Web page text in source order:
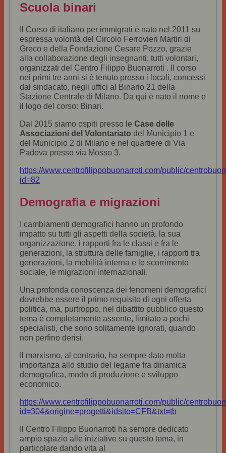
Scuola binari
Il Corso di italiano per immigrati è nato nel 2011 su
espressa volontà del Circolo Ferrovieri Martiri di
Greco e della Fondazione Cesare Pozzo, grazie
alla collaborazione degli insegnanti, tutti volontari,
organizzati del Centro Filippo Buonarroti . Il corso
nei primi tre anni si è tenuto presso i locali, concessi
dal sindacato, negli uffici al Binario 21 della
Stazione Centrale di Milano. Da qui è nato il nome e
il logo del corso: Binari.
Dal 2015 siamo ospiti presso le Case delle
Associazioni del Volontariato del Municipio 1 e
del Municipio 2 di Milano e nel quartiere di Via
Padova presso via Mosso 3.
https://www.centrofilippobuonarroti.com/public/
id=82
Demografia e migrazioni
I cambiamenti demografici hanno un profondo
impatto su tutti gli aspetti della società, la sua
organizzazione, i rapporti fra le classi e fra le
generazioni, la struttura delle famiglie, i rapporti tra
generazioni, la mobilità interna e lo scorrimento
sociale, le migrazioni internazionali.
Una profonda conoscenza dei fenomeni demografici
dovrebbe essere il primo requisito di ogni offerta
politica, ma, purtroppo, nel dibattito pubblico questo
tema è completamente assente, limitato a pochi
specialisti, che sono solitamente ignorati, quando
non perfino derisi.
Il marxismo, al contrario, ha sempre dato molta
importanza allo studio del legame fra dinamica
demografica, modo di produzione e sviluppo
economico.
https://www.centrofilippobuonarroti.com/public/
id=304&origine=progetti&idsito=CFB&txt=tb
Il Centro Filippo Buonarroti ha sempre dedicato
ampio spazio alle iniziative su questo tema, in
particolare dando vita al